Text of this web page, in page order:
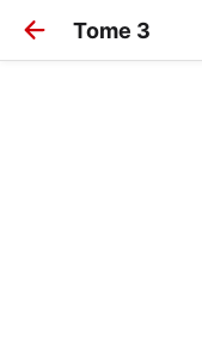
Tome 3